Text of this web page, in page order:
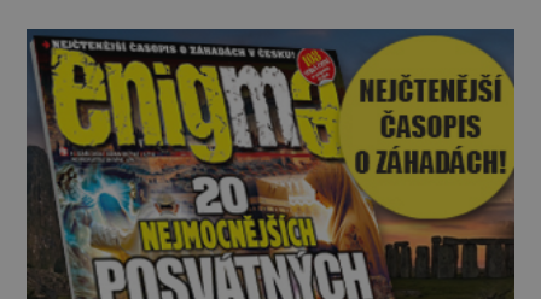
starožitností neobyčejný nález. Archeologové v
nově odkryté nekropoli v oblasti Tuna al-Geb